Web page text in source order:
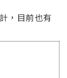
，目前也有